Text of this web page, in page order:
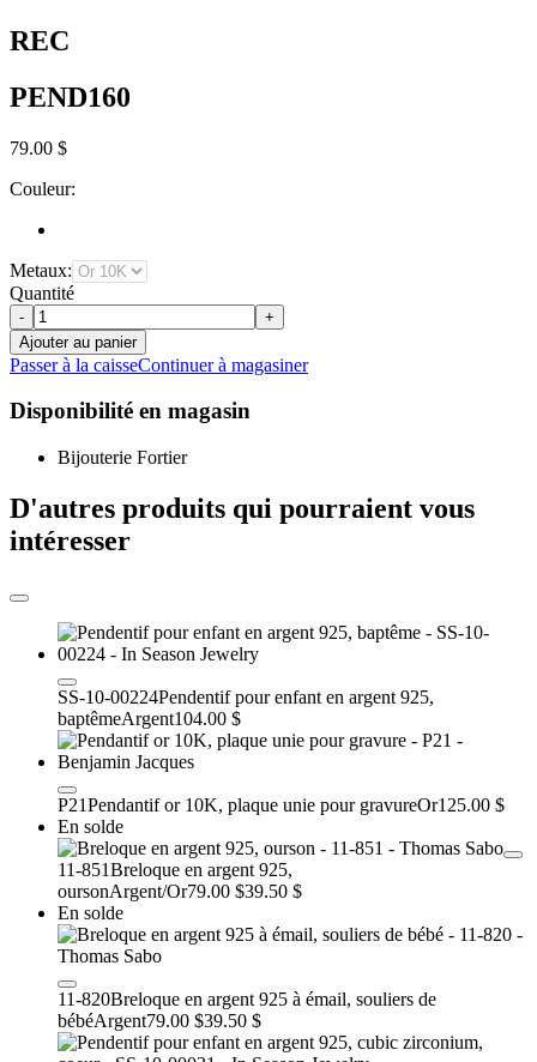
REC
PEND160
79.00 $
Couleur:
Metaux:
Quantité
-
+
Ajouter au panier
Passer à la caisseContinuer à magasiner
Disponibilité en magasin
Bijouterie Fortier
D'autres produits qui pourraient vous
intéresser
SS-10-00224Pendentif pour enfant en argent 925,
baptêmeArgent104.00 $
P21Pendantif or 10K, plaque unie pour gravureOr125.00 $
En solde
11-851Breloque en argent 925,
oursonArgent/Or79.00 $39.50 $
En solde
11-820Breloque en argent 925 à émail, souliers de
bébéArgent79.00 $39.50 $